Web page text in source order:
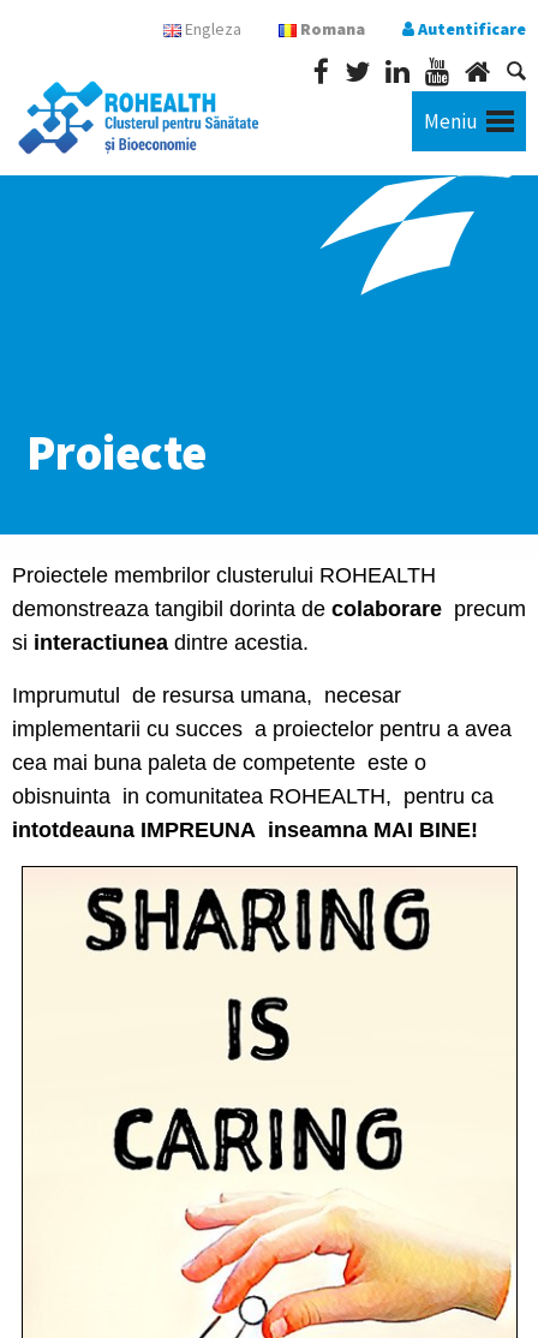
Engleza Romana Autentificare
Meniu
Proiecte
Proiectele membrilor clusterului ROHEALTH
demonstreaza tangibil dorinta de colaborare precum
si interactiunea dintre acestia.
Imprumutul de resursa umana, necesar
implementarii cu succes a proiectelor pentru a avea
cea mai buna paleta de competente este o
obisnuinta in comunitatea ROHEALTH, pentru ca
intotdeauna IMPREUNA inseamna MAI BINE!